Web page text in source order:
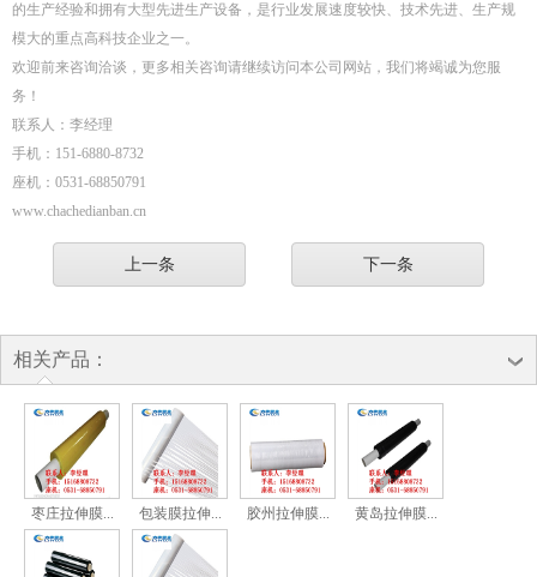
的生产经验和拥有大型先进生产设备，是行业发展速度较快、技术先进、生产规
模大的重点高科技企业之一。
欢迎前来咨询洽谈，更多相关咨询请继续访问本公司网站，我们将竭诚为您服
务！
联系人：李经理
手机：151-6880-8732
座机：0531-68850791
www.chachedianban.cn
上一条 下一条
相关产品：
枣庄拉伸膜... 包装膜拉伸... 胶州拉伸膜... 黄岛拉伸膜...